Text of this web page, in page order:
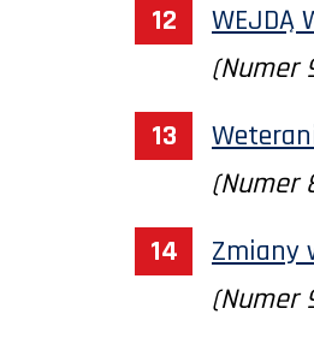
WEJDĄ
(Numer
(Numer
Zmiany
(Numer